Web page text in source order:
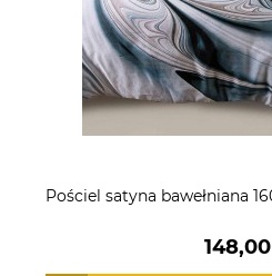
Pościel satyna bawełniana
148,00